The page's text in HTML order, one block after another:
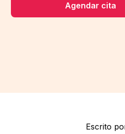
Agendar cita
Escrito